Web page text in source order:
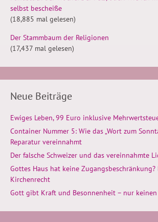
selbst bescheiße
(18,885 mal gelesen)
Der Stammbaum der Religionen
(17,437 mal gelesen)
Neue Beiträge
Ewiges Leben, 99 Euro inklusive
Container Nummer 5: Wie das „Wort zum
Reparatur vereinnahmt
Der falsche Schweizer und das vereinnahmte
Gottes Haus hat keine
Kirchenrecht
Gott gibt Kraft und Besonnenheit – nur keinen